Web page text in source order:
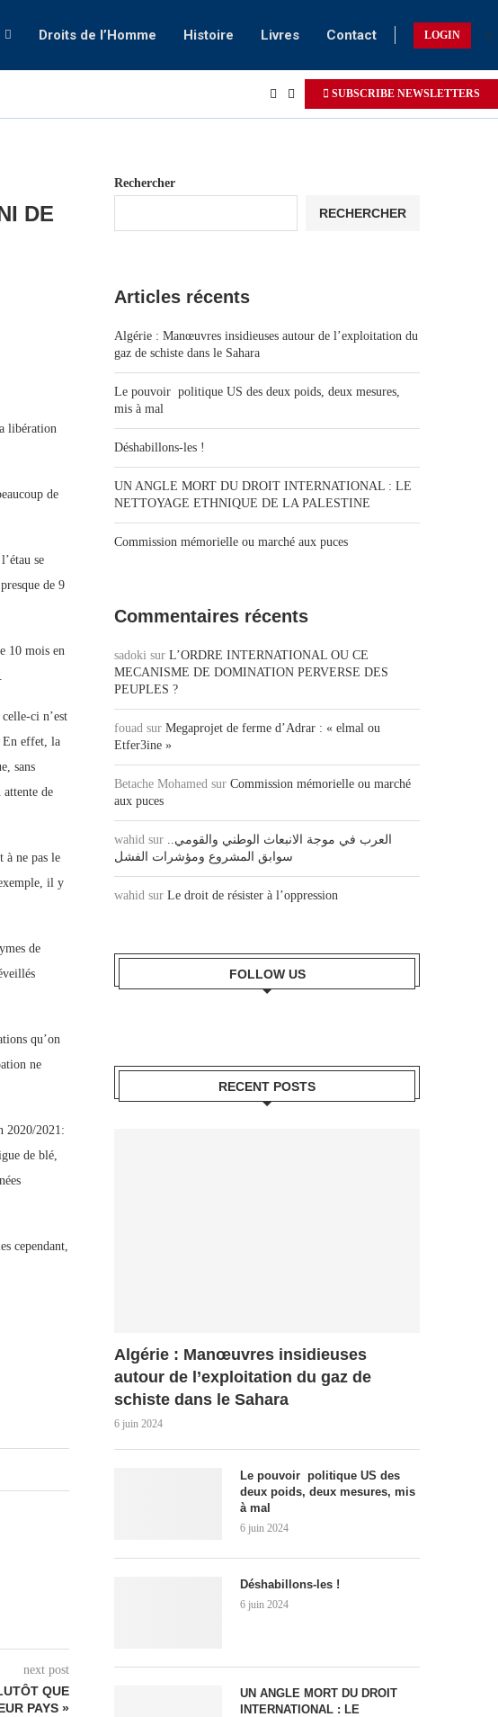
Droits de l’Homme Histoire Livres Contact LOGIN
SUBSCRIBE NEWSLETTERS
DE
libération
de
se
de 9
10 mois en
ci n’est
En effet, la
sans
de
à ne pas le
il y
de
qu’on
ne
2020/2021:
de blé,
cependant,
next post
QUE
PAYS »
Rechercher
RECHERCHER
Articles récents
Algérie : Manœuvres insidieuses autour de l’exploitation du
gaz de schiste dans le Sahara
Le pouvoir politique US des deux poids, deux mesures,
mis à mal
Déshabillons-les !
UN ANGLE MORT DU DROIT INTERNATIONAL : LE
NETTOYAGE ETHNIQUE DE LA PALESTINE
Commission mémorielle ou marché aux puces
Commentaires récents
sadoki sur L’ORDRE INTERNATIONAL OU CE
MECANISME DE DOMINATION PERVERSE DES
PEUPLES ?
fouad sur Megaprojet de ferme d’Adrar : « elmal ou
Etfer3ine »
Betache Mohamed sur Commission mémorielle ou marché
aux puces
wahid sur العرب في موجة الانبعاث الوطني والقومي..
سوابق المشروع ومؤشرات الفشل
wahid sur Le droit de résister à l’oppression
FOLLOW US
RECENT POSTS
Algérie : Manœuvres insidieuses
autour de l’exploitation du gaz de
schiste dans le Sahara
6 juin 2024
Le pouvoir politique US des
deux poids, deux mesures, mis
à mal
6 juin 2024
Déshabillons-les !
6 juin 2024
UN ANGLE MORT DU DROIT
INTERNATIONAL : LE